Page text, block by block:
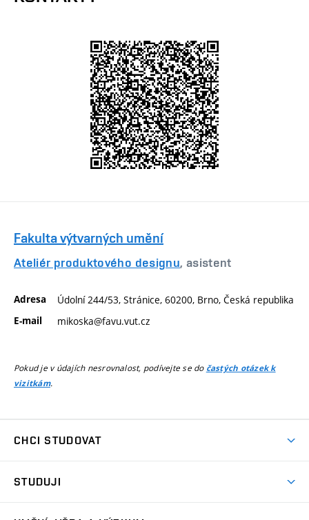
Fakulta výtvarných umění
Ateliér produktového designu, asistent
Adresa Údolní 244/53, Stránice, 60200, Brno, Česká republika
E-mail mikoska@favu.vut.cz
Pokud je v údajích nesrovnalost, podívejte se do častých otázek k
vizitkám.
CHCI STUDOVAT
STUDUJI